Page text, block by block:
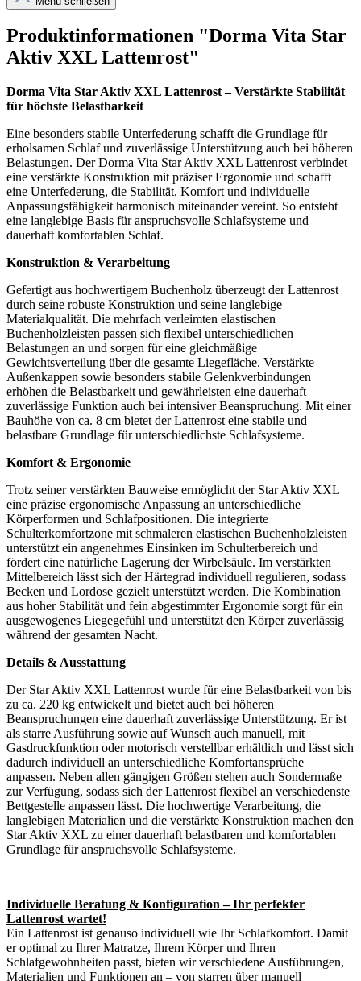
Produktinformationen "Dorma Vita Star
Aktiv XXL Lattenrost"
Dorma Vita Star Aktiv XXL Lattenrost – Verstärkte Stabilität
für höchste Belastbarkeit
Eine besonders stabile Unterfederung schafft die Grundlage für
erholsamen Schlaf und zuverlässige Unterstützung auch bei höheren
Belastungen. Der Dorma Vita Star Aktiv XXL Lattenrost verbindet
eine verstärkte Konstruktion mit präziser Ergonomie und schafft
eine Unterfederung, die Stabilität, Komfort und individuelle
Anpassungsfähigkeit harmonisch miteinander vereint. So entsteht
eine langlebige Basis für anspruchsvolle Schlafsysteme und
dauerhaft komfortablen Schlaf.
Konstruktion & Verarbeitung
Gefertigt aus hochwertigem Buchenholz überzeugt der Lattenrost
durch seine robuste Konstruktion und seine langlebige
Materialqualität. Die mehrfach verleimten elastischen
Buchenholzleisten passen sich flexibel unterschiedlichen
Belastungen an und sorgen für eine gleichmäßige
Gewichtsverteilung über die gesamte Liegefläche. Verstärkte
Außenkappen sowie besonders stabile Gelenkverbindungen
erhöhen die Belastbarkeit und gewährleisten eine dauerhaft
zuverlässige Funktion auch bei intensiver Beanspruchung. Mit einer
Bauhöhe von ca. 8 cm bietet der Lattenrost eine stabile und
belastbare Grundlage für unterschiedlichste Schlafsysteme.
Komfort & Ergonomie
Trotz seiner verstärkten Bauweise ermöglicht der Star Aktiv XXL
eine präzise ergonomische Anpassung an unterschiedliche
Körperformen und Schlafpositionen. Die integrierte
Schulterkomfortzone mit schmaleren elastischen Buchenholzleisten
unterstützt ein angenehmes Einsinken im Schulterbereich und
fördert eine natürliche Lagerung der Wirbelsäule. Im verstärkten
Mittelbereich lässt sich der Härtegrad individuell regulieren, sodass
Becken und Lordose gezielt unterstützt werden. Die Kombination
aus hoher Stabilität und fein abgestimmter Ergonomie sorgt für ein
ausgewogenes Liegegefühl und unterstützt den Körper zuverlässig
während der gesamten Nacht.
Details & Ausstattung
Der Star Aktiv XXL Lattenrost wurde für eine Belastbarkeit von bis
zu ca. 220 kg entwickelt und bietet auch bei höheren
Beanspruchungen eine dauerhaft zuverlässige Unterstützung. Er ist
als starre Ausführung sowie auf Wunsch auch manuell, mit
Gasdruckfunktion oder motorisch verstellbar erhältlich und lässt sich
dadurch individuell an unterschiedliche Komfortansprüche
anpassen. Neben allen gängigen Größen stehen auch Sondermaße
zur Verfügung, sodass sich der Lattenrost flexibel an verschiedenste
Bettgestelle anpassen lässt. Die hochwertige Verarbeitung, die
langlebigen Materialien und die verstärkte Konstruktion machen den
Star Aktiv XXL zu einer dauerhaft belastbaren und komfortablen
Grundlage für anspruchsvolle Schlafsysteme.
Individuelle Beratung & Konfiguration – Ihr perfekter
Lattenrost wartet!
Ein Lattenrost ist genauso individuell wie Ihr Schlafkomfort. Damit
er optimal zu Ihrer Matratze, Ihrem Körper und Ihren
Schlafgewohnheiten passt, bieten wir verschiedene Ausführungen,
Materialien und Funktionen an – von starren über manuell